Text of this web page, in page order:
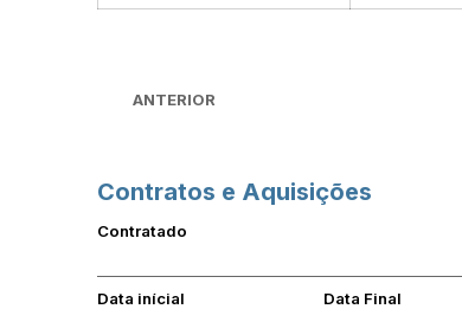
ANTERIOR
Contratos e Aquisições
Contratado
Data inícial Data Final